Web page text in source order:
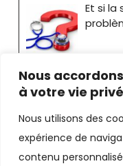
Nous
à votre vie
Nous utilisons des
expérience de
contenu
Et si la